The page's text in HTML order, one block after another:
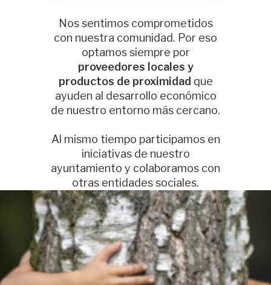
Nos sentimos comprometidos
con nuestra comunidad. Por eso
optamos siempre por
proveedores locales y
productos de proximidad que
ayuden al desarrollo económico
de nuestro entorno más cercano.
Al mismo tiempo participamos en
iniciativas de nuestro
ayuntamiento y colaboramos con
otras entidades sociales.